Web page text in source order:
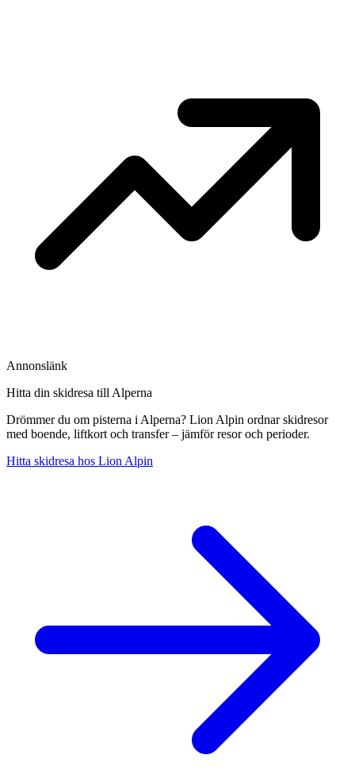
Annonslänk
Hitta din skidresa till Alperna
Drömmer du om pisterna i Alperna? Lion Alpin ordnar skidresor
med boende, liftkort och transfer – jämför resor och perioder.
Hitta skidresa hos Lion Alpin